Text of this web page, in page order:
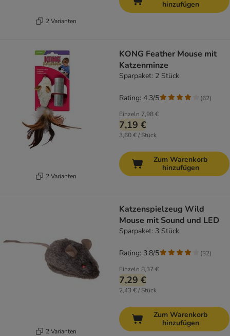
2 Varianten
hinzufügen
2 Varianten
KONG Feather Mouse mit
Katzenminze
Sparpaket: 2 Stück
Einzeln 7,98 €
7,19 €
3,60 € / Stück
Rating: 4.3/5 (62)
Zum Warenkorb
hinzufügen
2 Varianten
Katzenspielzeug Wild
Mouse mit Sound und LED
Sparpaket: 3 Stück
Einzeln 8,37 €
7,29 €
2,43 € / Stück
Rating: 3.8/5 (32)
Zum Warenkorb
hinzufügen